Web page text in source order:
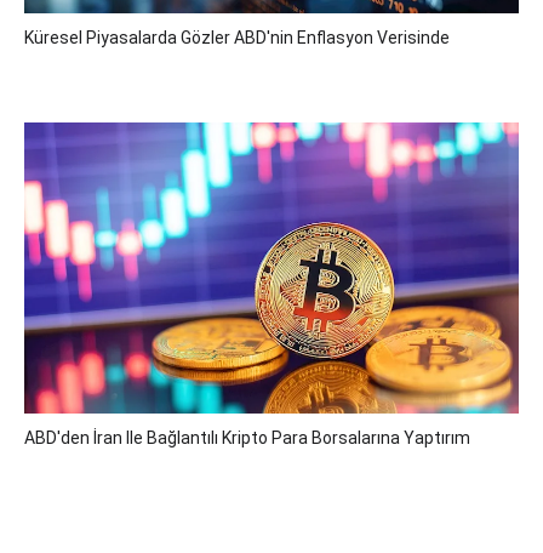
Küresel Piyasalarda Gözler ABD'nin Enflasyon Verisinde
ABD'den İran Ile Bağlantılı Kripto Para Borsalarına Yaptırım